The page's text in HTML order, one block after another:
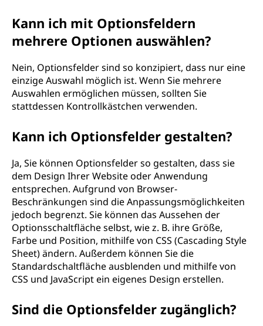
Kann ich mit Optionsfeldern
mehrere Optionen auswählen?
Nein, Optionsfelder sind so konzipiert, dass nur eine
einzige Auswahl möglich ist. Wenn Sie mehrere
Auswahlen ermöglichen müssen, sollten Sie
stattdessen Kontrollkästchen verwenden.
Kann ich Optionsfelder gestalten?
Ja, Sie können Optionsfelder so gestalten, dass sie
dem Design Ihrer Website oder Anwendung
entsprechen. Aufgrund von Browser-
Beschränkungen sind die Anpassungsmöglichkeiten
jedoch begrenzt. Sie können das Aussehen der
Optionsschaltfläche selbst, wie z. B. ihre Größe,
Farbe und Position, mithilfe von CSS (Cascading Style
Sheet) ändern. Außerdem können Sie die
Standardschaltfläche ausblenden und mithilfe von
CSS und JavaScript ein eigenes Design erstellen.
Sind die Optionsfelder zugänglich?